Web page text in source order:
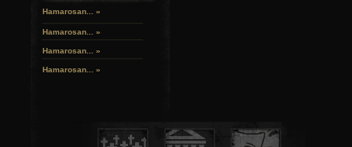
Hamarosan... »
Hamarosan... »
Hamarosan... »
Hamarosan... »